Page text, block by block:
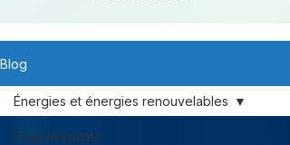
Blog
Tous les posts
Énergies et énergies renouvelables